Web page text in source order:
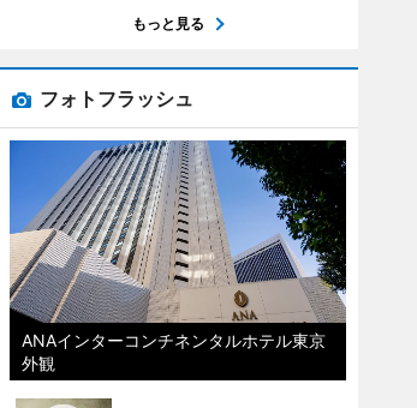
もっと見る
フォトフラッシュ
ANAインターコンチネンタルホテル東京
外観